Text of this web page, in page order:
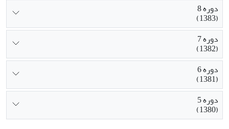
دوره 8
(1383)
دوره 7
(1382)
دوره 6
(1381)
دوره 5
(1380)